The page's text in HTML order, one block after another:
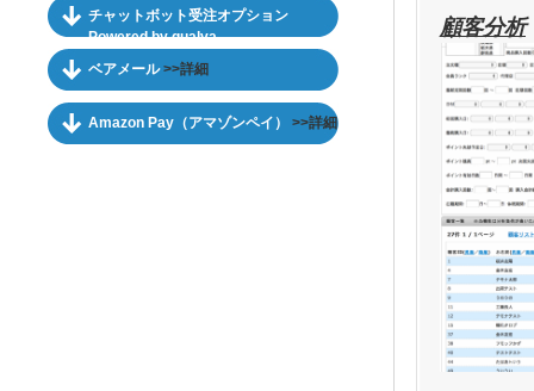
チャットボット受注オプション
Powered by qualva
ベアメール>>詳細
Amazon Pay（アマゾンペイ） >>詳細
顧客分析